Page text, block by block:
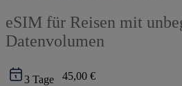
eSIM für Reisen mit
Datenvolumen
3 Tage 45,00 €